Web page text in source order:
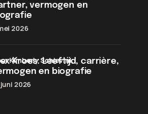
vermogen en
2026
Kroes: Leeftijd, carrière,
en biografie
Kimberly Schievink
juni 2026